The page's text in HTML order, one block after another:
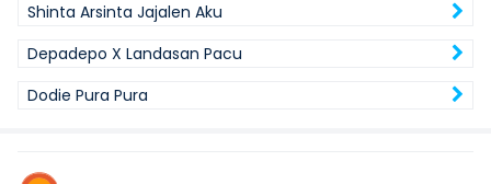
Shinta Arsinta Jajalen Aku
Depadepo X Landasan Pacu
Dodie Pura Pura